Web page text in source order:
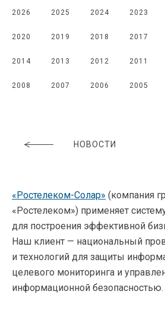
2026 2025 2024 2023
2020 2019 2018 2017
2014 2013 2012 2011
2008 2007 2006 2005
НОВОСТИ
«Ростелеком-Солар» (компания
«Ростелеком») применяет
для построения эффективной
Наш клиент — национальный
и технологий для защиты
целевого мониторинга и
информационной безопасностью.